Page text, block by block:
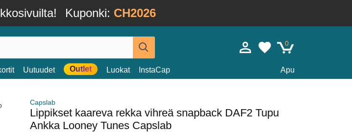
Kuponki: CH2026
0
Uutuudet Outlet Luokat InstaCap Apu
Capslab
Lippikset kaareva rekka vihreä snapback DAF2 Tupu
Ankka Looney Tunes Capslab